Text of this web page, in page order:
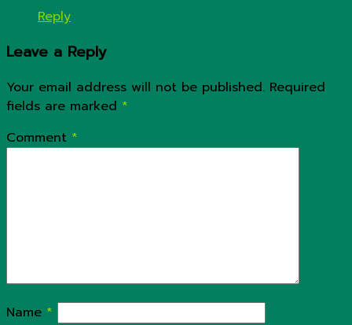
Reply
Leave a Reply
Your email address will not be published. Required
fields are marked *
Comment *
Name *